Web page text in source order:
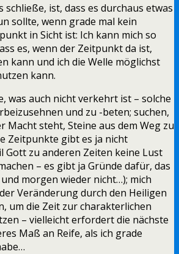
schließe, ist, dass es durchaus etwas
sollte, wenn grade mal kein
in Sicht ist: Ich kann mich so
es, wenn der Zeitpunkt da ist,
kann und ich die Welle möglichst
kann.
was auch nicht verkehrt ist – solche
und zu -beten; suchen,
Macht steht, Steine aus dem Weg zu
Zeitpunkte gibt es ja nicht
Gott zu anderen Zeiten keine Lust
– es gibt ja Gründe dafür, das
morgen wieder nicht…); mich
Veränderung durch den Heiligen
um die Zeit zur charakterlichen
– vielleicht erfordert die nächste
Maß an Reife, als ich grade